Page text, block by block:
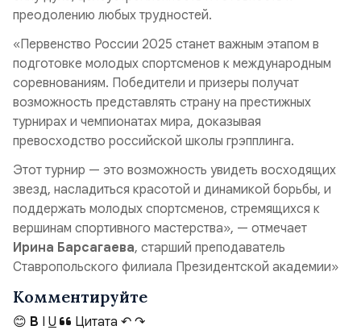
преодолению любых трудностей.
«Первенство России 2025 станет важным этапом в
подготовке молодых спортсменов к международным
соревнованиям. Победители и призеры получат
возможность представлять страну на престижных
турнирах и чемпионатах мира, доказывая
превосходство российской школы грэпплинга.
Этот турнир — это возможность увидеть восходящих
звезд, насладиться красотой и динамикой борьбы, и
поддержать молодых спортсменов, стремящихся к
вершинам спортивного мастерства», — отмечает
Ирина Барсагаева, старший преподаватель
Ставропольского филиала Президентской академии»
Комментируйте
😊 B I U Цитата ↶ ↷